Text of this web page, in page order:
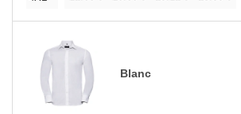
Blanc